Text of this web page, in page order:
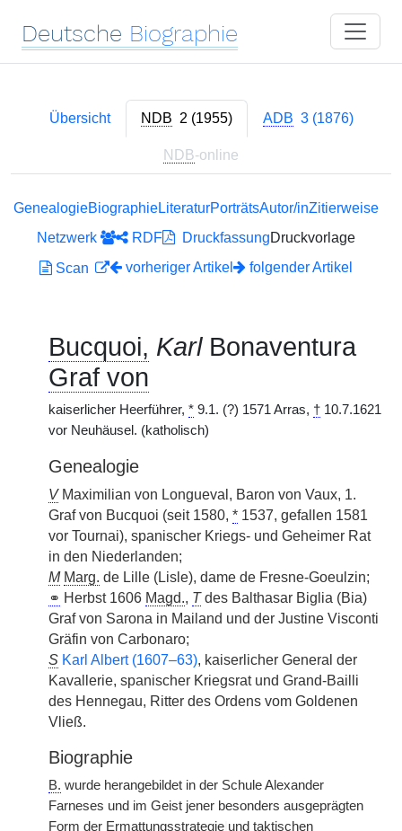
Deutsche Biographie
Übersicht NDB 2 (1955) ADB 3 (1876)
NDB-online
GenealogieBiographieLiteraturPorträtsAutor/inZitierweise
Netzwerk
RDF DruckfassungDruckvorlage
Scan
vorheriger Artikel folgender Artikel
Bucquoi, KarlBonaventura
Graf von
kaiserlicher Heerführer, * 9.1. (?) 1571 Arras, † 10.7.1621
vor Neuhäusel. (katholisch)
Genealogie
VMaximilian von Longueval, Baron von Vaux, 1.
Graf von Bucquoi (seit 1580, * 1537, gefallen 1581
vor Tournai), spanischer Kriegs- und Geheimer Rat
in den Niederlanden;
M Marg. de Lille (Lisle), dame de Fresne-Goeulzin;
⚭ Herbst 1606 Magd., Tdes Balthasar Biglia (Bia)
Graf von Sarona in Mailand und der Justine Visconti
Gräfin von Carbonaro;
S Karl Albert (1607–63), kaiserlicher General der
Kavallerie, spanischer Kriegsrat und Grand-Bailli
des Hennegau, Ritter des Ordens vom Goldenen
Vließ.
Biographie
B. wurde herangebildet in der Schule Alexander
Farneses und im Geist jener besonders ausgeprägten
Form der Ermattungsstrategie und taktischen